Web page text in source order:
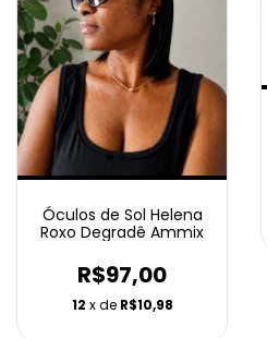
Óculos de Sol Helena
Roxo Degradê Ammix
R$97,00
12 x de R$10,98